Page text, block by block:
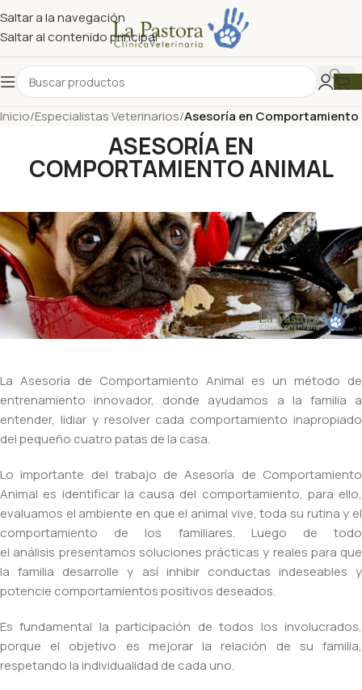
Saltar a la navegación
Saltar al contenido principal
Inicio/Especialistas Veterinarios/Asesoría en Comportamiento
ASESORÍA EN
COMPORTAMIENTO ANIMAL
La Asesoría de Comportamiento Animal es un método de
entrenamiento innovador, donde ayudamos a la familia a
entender, lidiar y resolver cada comportamiento inapropiado
del pequeño cuatro patas de la casa.
Lo importante del trabajo de Asesoría de Comportamiento
Animal es identificar la causa del comportamiento, para ello,
evaluamos el ambiente en que el animal vive, toda su rutina y el
comportamiento de los familiares. Luego de todo
el análisis presentamos soluciones prácticas y reales para que
la familia desarrolle y así inhibir conductas indeseables y
potencie comportamientos positivos deseados.
Es fundamental la participación de todos los involucrados,
porque el objetivo es mejorar la relación de su familia,
respetando la individualidad de cada uno.